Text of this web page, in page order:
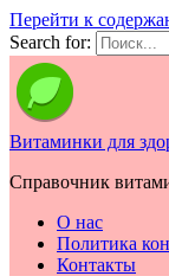
Перейти к
Search for:
Витаминки для
Справочник
О нас
Политика
Контакты